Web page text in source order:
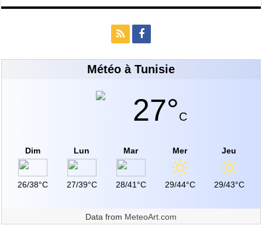
Météo à Tunisie
27°C
Dim
26/38°C
Lun
27/39°C
Mar
28/41°C
Mer
29/44°C
Jeu
29/43°C
Data from MeteoArt.com